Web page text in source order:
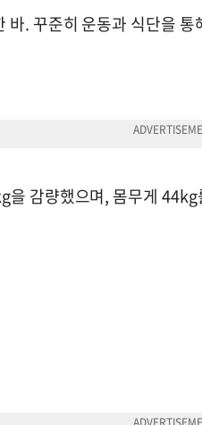
. 꾸준히 운동과 식단을
을 감량했으며, 몸무게